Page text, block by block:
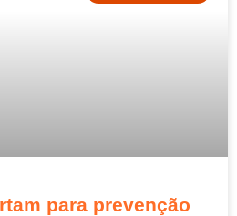
para prevenção